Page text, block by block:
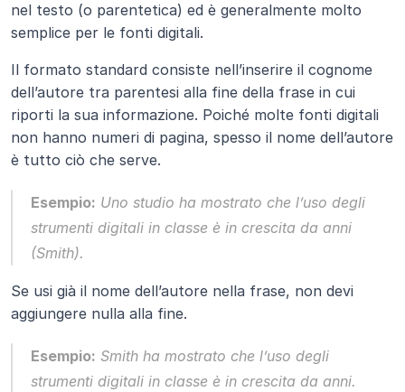
nel testo (o parentetica) ed è generalmente molto
semplice per le fonti digitali.
Il formato standard consiste nell’inserire il cognome
dell’autore tra parentesi alla fine della frase in cui
riporti la sua informazione. Poiché molte fonti digitali
non hanno numeri di pagina, spesso il nome dell’autore
è tutto ciò che serve.
Esempio: Uno studio ha mostrato che l’uso degli
strumenti digitali in classe è in crescita da anni
(Smith).
Se usi già il nome dell’autore nella frase, non devi
aggiungere nulla alla fine.
Esempio: Smith ha mostrato che l’uso degli
strumenti digitali in classe è in crescita da anni.